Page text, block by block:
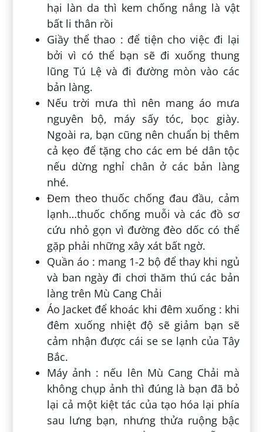
hại làn da thì kem chống nắng là vật
bất li thân rồi
Giầy thể thao : để tiện cho việc đi lại
bởi vì có thể bạn sẽ đi xuống thung
lũng Tú Lệ và đi đường mòn vào các
bản làng.
Nếu trời mưa thì nên mang áo mưa
nguyên bộ, máy sấy tóc, bọc giày.
Ngoài ra, bạn cũng nên chuẩn bị thêm
cả kẹo để tặng cho các em bé dân tộc
nếu dừng nghỉ chân ở các bản làng
nhé.
Đem theo thuốc chống đau đầu, cảm
lạnh…thuốc chống muỗi và các đồ sơ
cứu nhỏ gọn vì đường đèo dốc có thể
gặp phải những xây xát bất ngờ.
Quần áo : mang 1-2 bộ để thay khi ngủ
và ban ngày đi chơi thăm thú các bản
làng trên Mù Cang Chải
Áo Jacket để khoác khi đêm xuống : khi
đêm xuống nhiệt độ sẽ giảm bạn sẽ
cảm nhận được cái se se lạnh của Tây
Bắc.
Máy ảnh : nếu lên Mù Cang Chải mà
không chụp ảnh thì đúng là bạn đã bỏ
lại cả một kiệt tác của tạo hóa lại phía
sau lưng bạn, nhưng thửa ruộng bậc